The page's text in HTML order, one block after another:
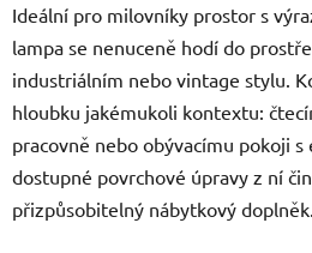
Ideální pro milovníky prostor s
lampa se nenuceně hodí do
industriálním nebo vintage stylu.
hloubku jakémukoli kontextu:
pracovně nebo obývacímu pokoji
dostupné povrchové úpravy z ní
přizpůsobitelný nábytkový doplněk.